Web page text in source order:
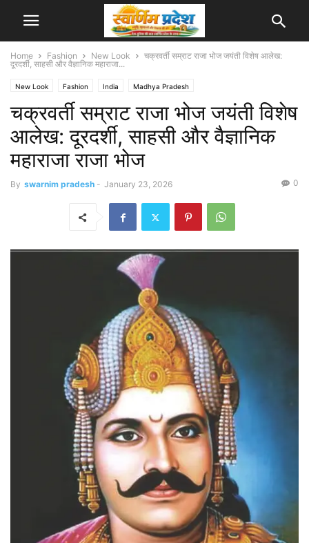
Home Fashion New Look
चक्रवर्ती सम्राट राजा भोज जयंती विशेष आलेख:
दूरदर्शी, साहसी और वैज्ञानिक महाराजा...
New Look Fashion India Madhya Pradesh
चक्रवर्ती सम्राट राजा भोज जयंती विशेष
आलेख: दूरदर्शी, साहसी और वैज्ञानिक
महाराजा राजा भोज
By swarnim pradesh - January 23, 2026 0